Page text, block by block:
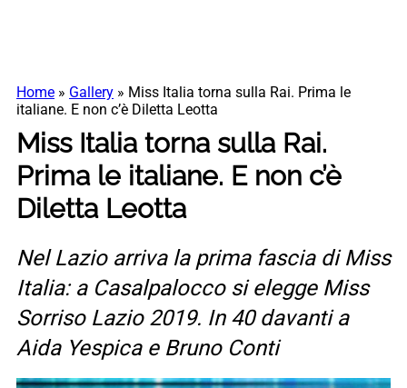
Home » Gallery » Miss Italia torna sulla Rai. Prima le
italiane. E non c’è Diletta Leotta
Miss Italia torna sulla Rai.
Prima le italiane. E non c’è
Diletta Leotta
Nel Lazio arriva la prima fascia di Miss
Italia: a Casalpalocco si elegge Miss
Sorriso Lazio 2019. In 40 davanti a
Aida Yespica e Bruno Conti